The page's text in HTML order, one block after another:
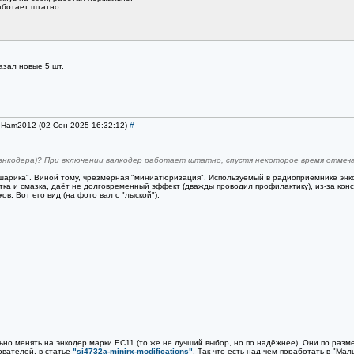
штатно.
новые 5 шт.
(02 Сен 2025 16:32:12) #
При включении валкодер работает штатно, спустя некоторое время
Виной тому, чрезмерная "миниатюризация". Используемый в радиоприемнике
и смазка, даёт не долговременный эффект (дважды проводил профилактику), из-за
Вот его вид (на фото вал с "лыской").
менять на энкодер марки ЕС11 (то же не лучший выбор, но по надёжнее). Они по
в статье "si4732a-minirx-modifications" . Так что есть над чем поработать в